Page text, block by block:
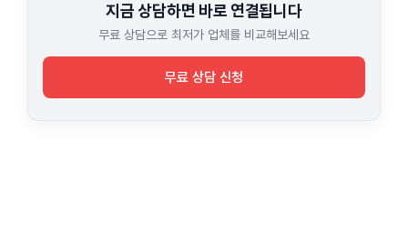
지금 상담하면 바로 연결됩니다
무료 상담으로 최저가 업체를 비교해보세요
무료 상담 신청